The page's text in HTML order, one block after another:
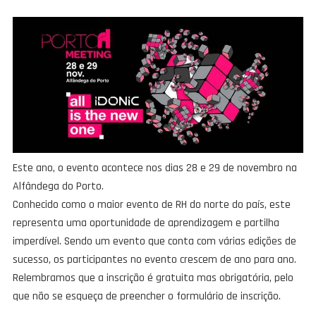
Este ano, o evento acontece nos dias 28 e 29 de novembro na
Alfândega do Porto.
Conhecido como o maior evento de RH do norte do país, este
representa uma oportunidade de aprendizagem e partilha
imperdível. Sendo um evento que conta com várias edições de
sucesso, os participantes no evento crescem de ano para ano.
Relembramos que a inscrição é gratuita mas obrigatória, pelo
que não se esqueça de preencher o formulário de inscrição.